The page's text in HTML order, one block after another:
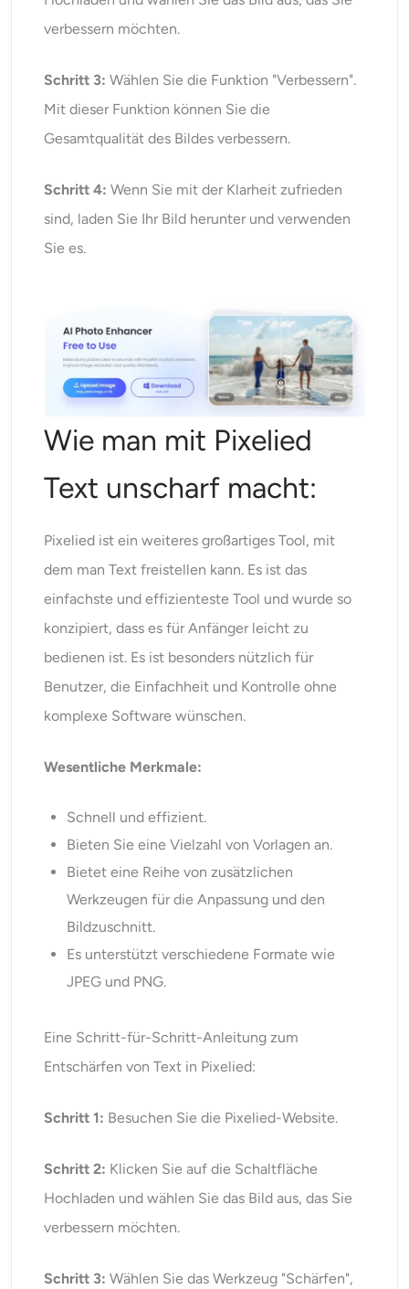
verbessern möchten.
Schritt 3:Wählen Sie die Funktion "Verbessern".
Mit dieser Funktion können Sie die
Gesamtqualität des Bildes verbessern.
Schritt 4: Wenn Sie mit der Klarheit zufrieden
sind, laden Sie Ihr Bild herunter und verwenden
Sie es.
Wie man mit Pixelied
Text unscharf macht:
Pixelied ist ein weiteres großartiges Tool, mit
dem man Text freistellen kann. Es ist das
einfachste und effizienteste Tool und wurde so
konzipiert, dass es für Anfänger leicht zu
bedienen ist. Es ist besonders nützlich für
Benutzer, die Einfachheit und Kontrolle ohne
komplexe Software wünschen.
Wesentliche Merkmale:
Schnell und effizient.
Bieten Sie eine Vielzahl von Vorlagen an.
Bietet eine Reihe von zusätzlichen
Werkzeugen für die Anpassung und den
Bildzuschnitt.
Es unterstützt verschiedene Formate wie
JPEG und PNG.
Eine Schritt-für-Schritt-Anleitung zum
Entschärfen von Text in Pixelied:
Schritt 1: Besuchen Sie die Pixelied-Website.
Schritt 2: Klicken Sie auf die Schaltfläche
Hochladen und wählen Sie das Bild aus, das Sie
verbessern möchten.
Schritt 3: Wählen Sie das Werkzeug "Schärfen",